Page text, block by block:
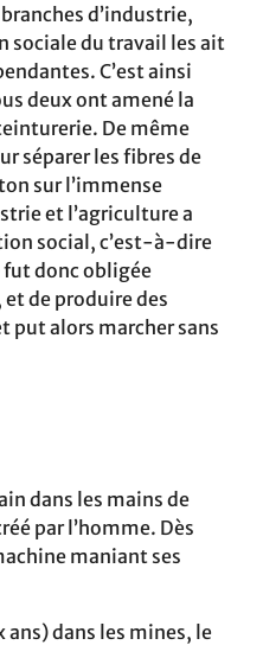
d’industrie,
sociale du travail les ait
C’est ainsi
deux ont amené la
De même
séparer les fibres de
sur l’immense
et l’agriculture a
social, c’est-à-dire
donc obligée
de produire des
put alors marcher sans
dans les mains de
par l’homme. Dès
maniant ses
dans les mines, le